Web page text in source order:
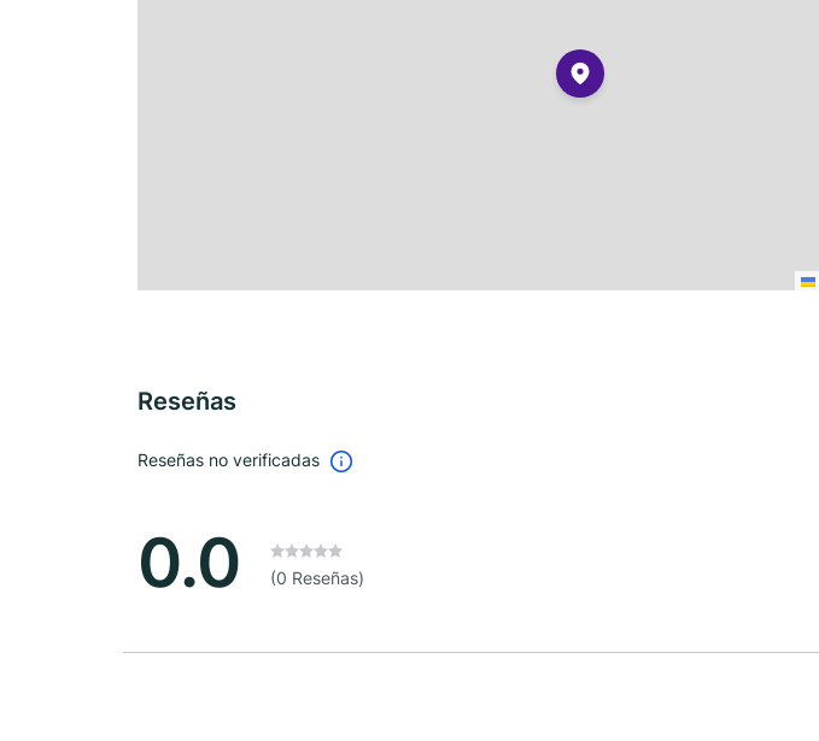
Reseñas
Reseñas no verificadas
0.0 (0 Reseñas)